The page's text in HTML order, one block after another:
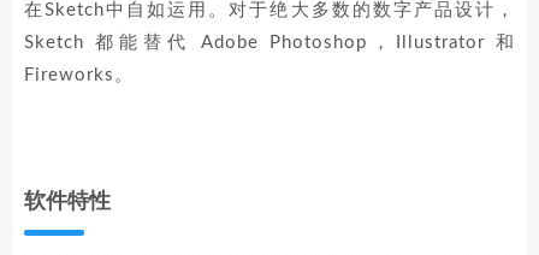
在Sketch中自如运用。对于绝大多数的数字产品设计，
Sketch 都能替代 Adobe Photoshop，Illustrator 和
Fireworks。
软件特性